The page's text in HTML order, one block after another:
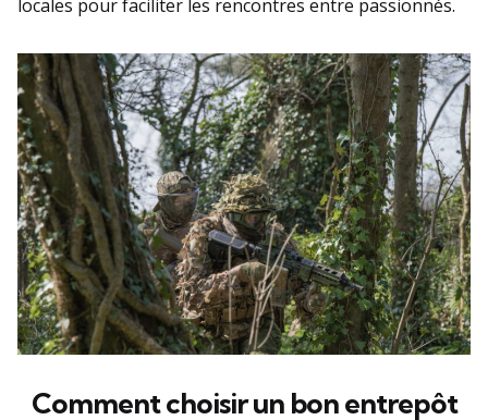
locales pour faciliter les rencontres entre passionnés.
Comment choisir un bon entrepôt